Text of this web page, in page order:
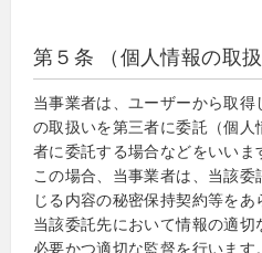
第５条 （個人情報の取扱
当事業者は、ユーザーから取
の取扱いを第三者に委託（個
者に委託する場合などをいいま
この場合、当事業者は、当該
じる内容の秘密保持契約等をあ
当該委託先において情報の適切
必要かつ適切な監督を行います。